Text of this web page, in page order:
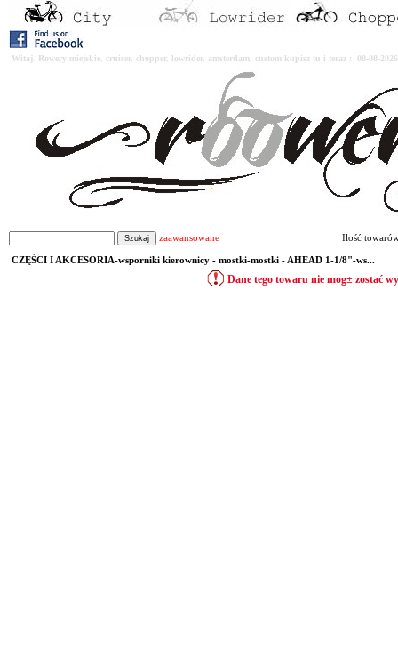
Witaj. Rowery miejskie, cruiser, chopper, lowrider, amsterdam, custom kupisz tu i teraz : 08-08-
zaawansowane Ilość
CZĘŚCI I AKCESORIA-wsporniki kierownicy - mostki-mostki - AHEAD 1-1/8"-ws...
Dane tego towaru nie mog± zostać